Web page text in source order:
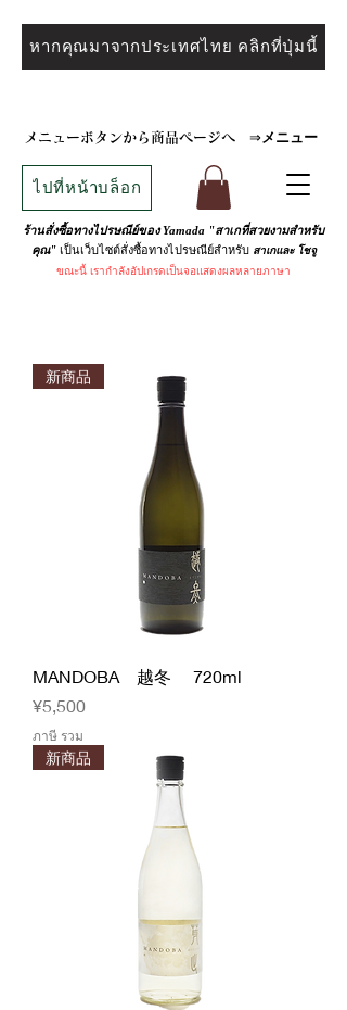
หากคุณมาจากประเทศไทย คลิกที่ปุ่มนี้
メニューボタンから商品ページへ ⇒ メニュー
ไปที่หน้าบล็อก
ร้านสั่งซื้อทางไปรษณีย์ของ Yamada "สาเกที่สวยงามสำหรับ
คุณ"เป็นเว็บไซต์สั่งซื้อทางไปรษณีย์สำหรับ สาเกและ โชจู
ขณะนี้ เรากำลังอัปเกรดเป็นจอแสดงผลหลายภาษา
新商品
MANDOBA 越冬 720ml
ราคา
¥5,500
ภาษี รวม
新商品